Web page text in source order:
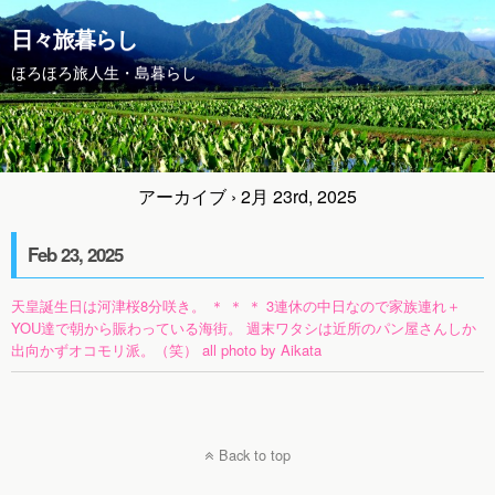
日々旅暮らし
ほろほろ旅人生・島暮らし
アーカイブ › 2月 23rd, 2025
Feb 23, 2025
天皇誕生日は河津桜8分咲き。 ＊ ＊ ＊ 3連休の中日なので家族連れ＋
YOU達で朝から賑わっている海街。 週末ワタシは近所のパン屋さんしか
出向かずオコモリ派。（笑） all photo by Aikata
Back to top